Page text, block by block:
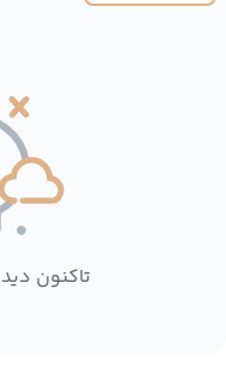
تاکنون